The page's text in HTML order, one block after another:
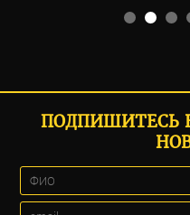
ПОДПИШИТЕСЬ